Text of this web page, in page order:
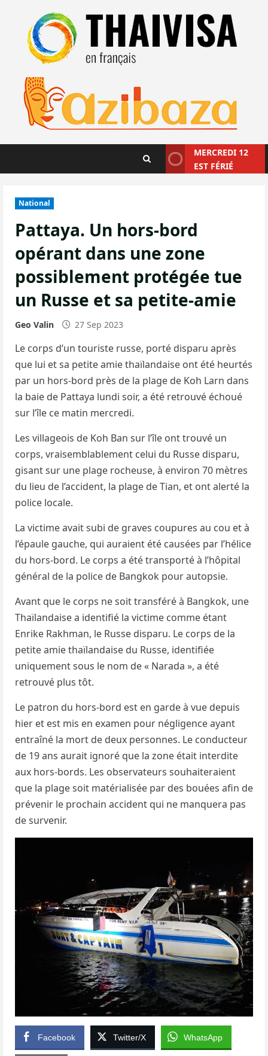
contenu
MERCREDI 12
EST FÉRIÉ
National
Pattaya. Un hors-bord
opérant dans une zone
possiblement protégée tue
un Russe et sa petite-amie
Geo Valin 27 Sep 2023
Le corps d’un touriste russe, porté disparu après
que lui et sa petite amie thaïlandaise ont été heurtés
par un hors-bord près de la plage de Koh Larn dans
la baie de Pattaya lundi soir, a été retrouvé échoué
sur l’île ce matin mercredi.
Les villageois de Koh Ban sur l’île ont trouvé un
corps, vraisemblablement celui du Russe disparu,
gisant sur une plage rocheuse, à environ 70 mètres
du lieu de l’accident, la plage de Tian, ​​et ont alerté la
police locale.
La victime avait subi de graves coupures au cou et à
l’épaule gauche, qui auraient été causées par l’hélice
du hors-bord. Le corps a été transporté à l’hôpital
général de la police de Bangkok pour autopsie.
Avant que le corps ne soit transféré à Bangkok, une
Thaïlandaise a identifié la victime comme étant
Enrike Rakhman, le Russe disparu. Le corps de la
petite amie thaïlandaise du Russe, identifiée
uniquement sous le nom de « Narada », a été
retrouvé plus tôt.
Le patron du hors-bord est en garde à vue depuis
hier et est mis en examen pour négligence ayant
entraîné la mort de deux personnes. Le conducteur
de 19 ans aurait ignoré que la zone était interdite
aux hors-bords. Les observateurs souhaiteraient
que la plage soit matérialisée par des bouées afin de
prévenir le prochain accident qui ne manquera pas
de survenir.
Facebook Twitter/X WhatsApp